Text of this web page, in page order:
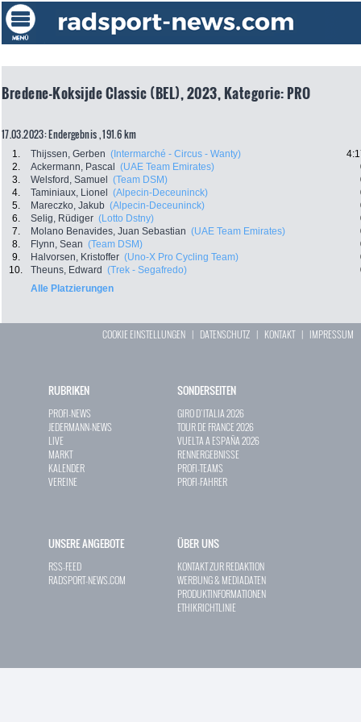
Bredene-Koksijde Classic (BEL), 2023, Kategorie: PRO
17.03.2023: Endergebnis , 191.6 km
1. Thijssen, Gerben (Intermarché - Circus - Wanty)
2.
Ackermann, Pascal (UAE Team Emirates)
3.
Welsford, Samuel (Team DSM)
4.
Taminiaux, Lionel (Alpecin-Deceuninck)
5.
Mareczko, Jakub (Alpecin-Deceuninck)
6.
Selig, Rüdiger (Lotto Dstny)
7.
Molano Benavides, Juan Sebastian (UAE Team Emirates)
8.
Flynn, Sean (Team DSM)
9.
Halvorsen, Kristoffer (Uno-X Pro Cycling Team)
10.
Theuns, Edward (Trek - Segafredo)
Alle Platzierungen
COOKIE EINSTELLUNGEN | DATENSCHUTZ | KONTAKT| IMPRESSUM
RUBRIKEN
PROFI-NEWS
JEDERMANN-NEWS
LIVE
MARKT
KALENDER
VEREINE
SONDERSEITEN
GIRO D`ITALIA 2026
TOUR DE FRANCE 2026
VUELTA A ESPAÑA 2026
RENNERGEBNISSE
PROFI-TEAMS
PROFI-FAHRER
UNSERE ANGEBOTE
RSS-FEED
RADSPORT-NEWS.COM
ÜBER UNS
KONTAKT ZUR REDAKTION
WERBUNG & MEDIADATEN
PRODUKTINFORMATIONEN
ETHIKRICHTLINIE